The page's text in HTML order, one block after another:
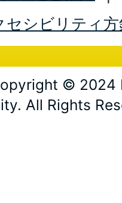
セシビリティ方
© 2024
All Rights